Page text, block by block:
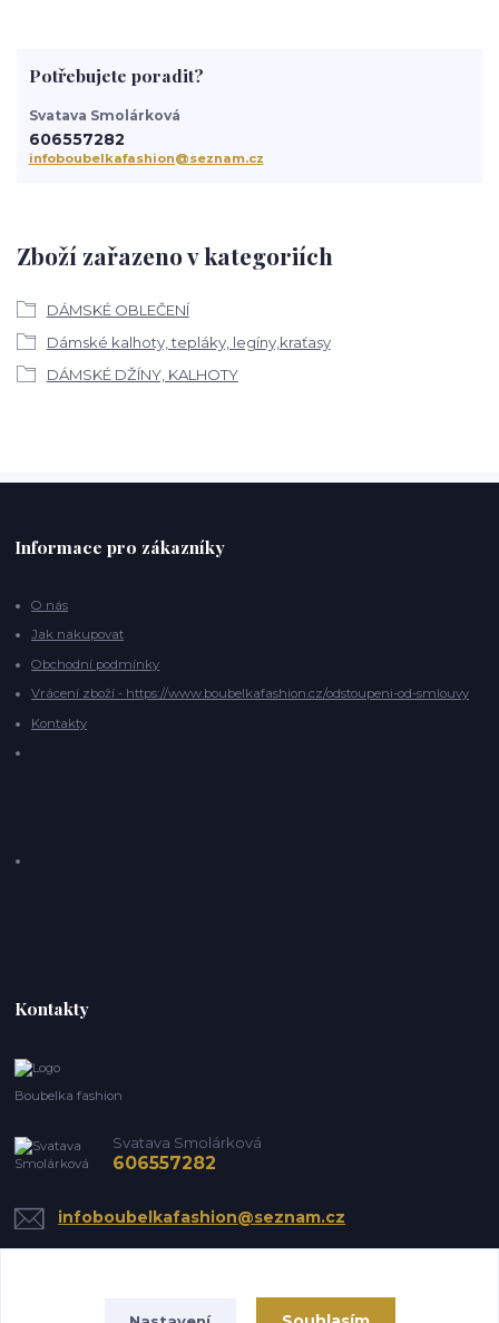
Zboží zařazeno v kategoriích
DÁMSKÉ OBLEČENÍ
Dámské kalhoty, tepláky, legíny,kraťasy
DÁMSKÉ DŽÍNY, KALHOTY
Potřebujete poradit?
Svatava Smolárková
606557282
infoboubelkafashion@seznam.cz
Informace pro zákazníky
O nás
Jak nakupovat
Obchodní podmínky
Vrácení zboží - https://www.boubelkafashion.cz/odstoupeni-od-smlouvy
Kontakty
Kontakty
Boubelka fashion
Svatava Smolárková
606557282
infoboubelkafashion@seznam.cz